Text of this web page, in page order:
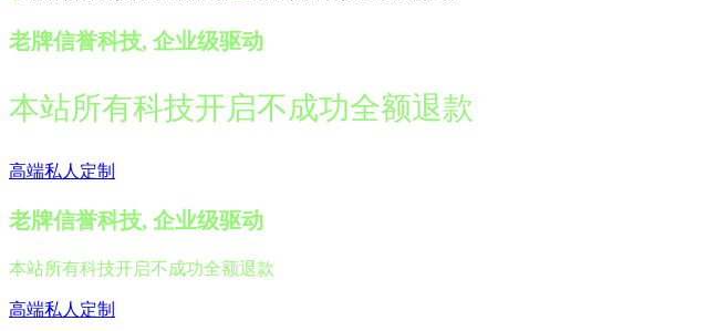
老牌信誉科技, 企业级驱动
本站所有科技开启不成功全额退款
高端私人定制
老牌信誉科技, 企业级驱动
本站所有科技开启不成功全额退款
高端私人定制